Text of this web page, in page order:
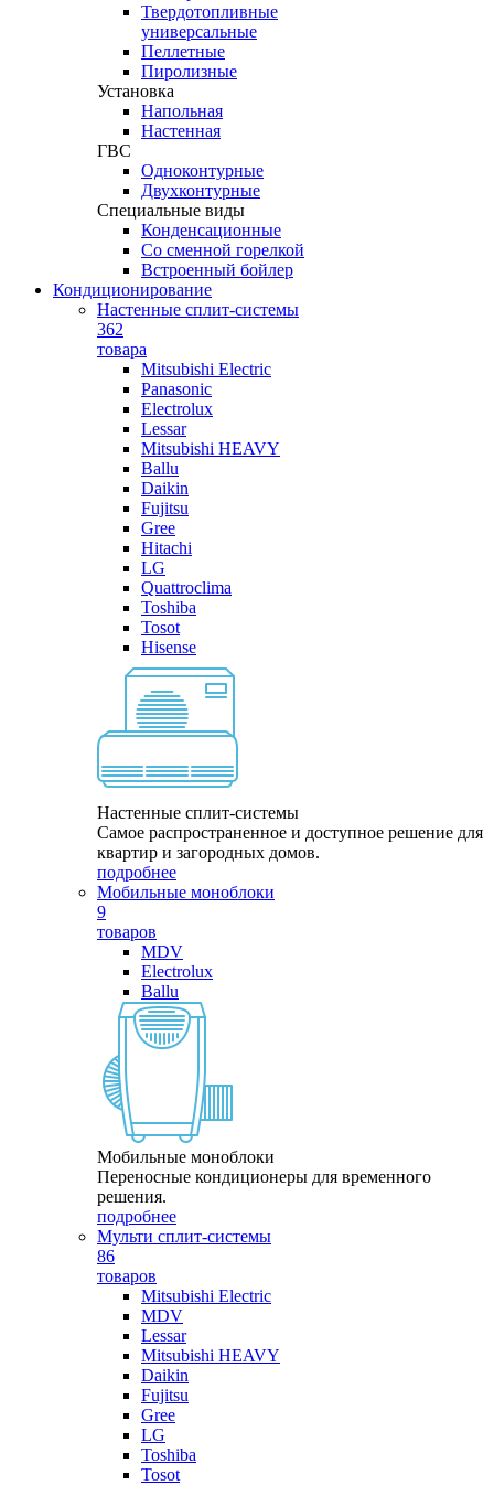
Твердотопливные
универсальные
Пеллетные
Пиролизные
Установка
Напольная
Настенная
ГВС
Одноконтурные
Двухконтурные
Специальные виды
Конденсационные
Со сменной горелкой
Встроенный бойлер
Кондиционирование
Настенные сплит-системы
362
товара
Mitsubishi Electric
Panasonic
Electrolux
Lessar
Mitsubishi HEAVY
Ballu
Daikin
Fujitsu
Gree
Hitachi
LG
Quattroclima
Toshiba
Tosot
Hisense
Настенные сплит-системы
Самое распространенное и доступное решение для
квартир и загородных домов.
подробнее
Мобильные моноблоки
9
товаров
MDV
Electrolux
Ballu
Мобильные моноблоки
Переносные кондиционеры для временного
решения.
подробнее
Мульти сплит-системы
86
товаров
Mitsubishi Electric
MDV
Lessar
Mitsubishi HEAVY
Daikin
Fujitsu
Gree
LG
Toshiba
Tosot